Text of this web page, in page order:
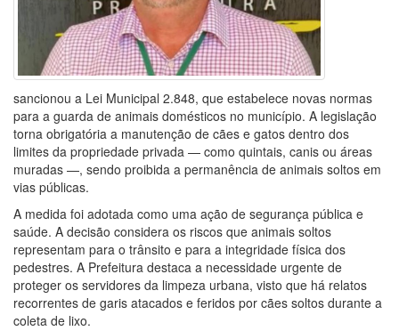
sancionou a Lei Municipal 2.848, que estabelece novas normas
para a guarda de animais domésticos no município. A legislação
torna obrigatória a manutenção de cães e gatos dentro dos
limites da propriedade privada — como quintais, canis ou áreas
muradas —, sendo proibida a permanência de animais soltos em
vias públicas.
A medida foi adotada como uma ação de segurança pública e
saúde. A decisão considera os riscos que animais soltos
representam para o trânsito e para a integridade física dos
pedestres. A Prefeitura destaca a necessidade urgente de
proteger os servidores da limpeza urbana, visto que há relatos
recorrentes de garis atacados e feridos por cães soltos durante a
coleta de lixo.